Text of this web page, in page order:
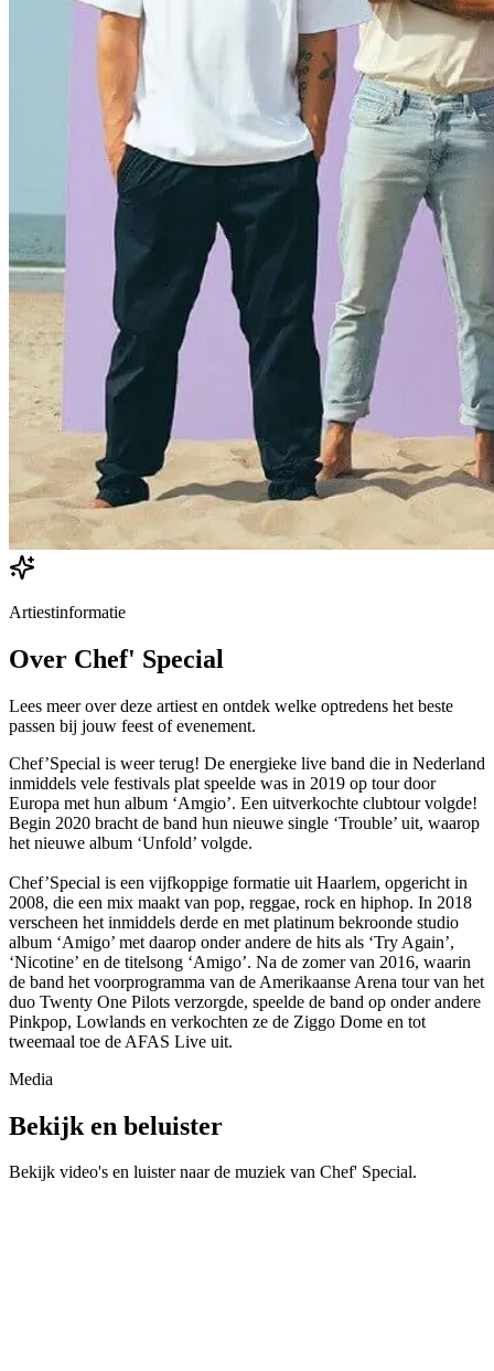
Artiestinformatie
Over Chef' Special
Lees meer over deze artiest en ontdek welke optredens het beste
passen bij jouw feest of evenement.
Chef’Special is weer terug! De energieke live band die in Nederland
inmiddels vele festivals plat speelde was in 2019 op tour door
Europa met hun album ‘Amgio’. Een uitverkochte clubtour volgde!
Begin 2020 bracht de band hun nieuwe single ‘Trouble’ uit, waarop
het nieuwe album ‘Unfold’ volgde.
Chef’Special is een vijfkoppige formatie uit Haarlem, opgericht in
2008, die een mix maakt van pop, reggae, rock en hiphop. In 2018
verscheen het inmiddels derde en met platinum bekroonde studio
album ‘Amigo’ met daarop onder andere de hits als ‘Try Again’,
‘Nicotine’ en de titelsong ‘Amigo’. Na de zomer van 2016, waarin
de band het voorprogramma van de Amerikaanse Arena tour van het
duo Twenty One Pilots verzorgde, speelde de band op onder andere
Pinkpop, Lowlands en verkochten ze de Ziggo Dome en tot
tweemaal toe de AFAS Live uit.
Media
Bekijk en beluister
Bekijk video's en luister naar de muziek van Chef' Special.